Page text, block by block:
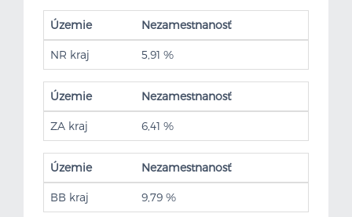
Územie Nezamestnanosť
NR kraj 5,91 %
Územie Nezamestnanosť
ZA kraj 6,41 %
Územie Nezamestnanosť
BB kraj 9,79 %